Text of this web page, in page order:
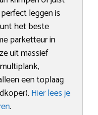
leggen is
het beste
parketteur in
uit massief
een toplaag
Hier lees je
.